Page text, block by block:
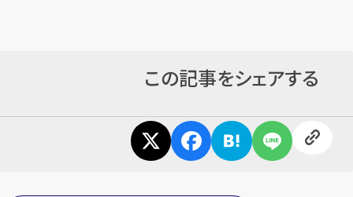
この記事をシェアする